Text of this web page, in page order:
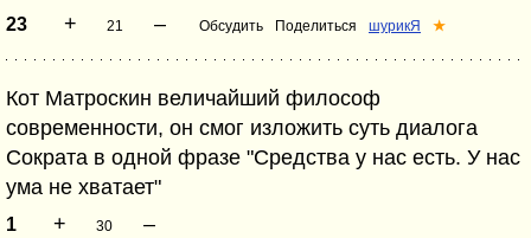
23 + 21 – Обсудить Поделиться шурикЯ ★
Кот Матроскин величайший философ
современности, он смог изложить суть диалога
Сократа в одной фразе "Средства у нас есть. У нас
ума не хватает"
1 + 30 –